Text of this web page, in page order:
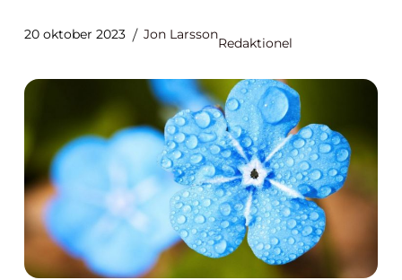
20 oktober 2023 Jon Larsson
Redaktionel